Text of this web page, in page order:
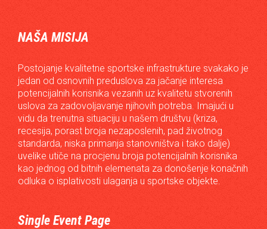
NAŠA MISIJA
Postojanje kvalitetne sportske infrastrukture svakako je
jedan od osnovnih preduslova za jačanje interesa
potencijalnih korisnika vezanih uz kvalitetu stvorenih
uslova za zadovoljavanje njihovih potreba. Imajući u
vidu da trenutna situaciju u našem društvu (kriza,
recesija, porast broja nezaposlenih, pad životnog
standarda, niska primanja stanovništva i tako dalje)
uvelike utiče na procjenu broja potencijalnih korisnika
kao jednog od bitnih elemenata za donošenje konačnih
odluka o isplativosti ulaganja u sportske objekte.
Single Event Page